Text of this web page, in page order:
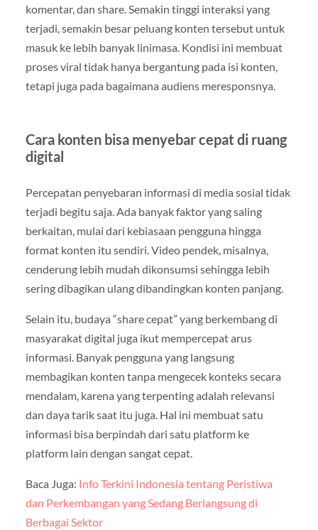
komentar, dan share. Semakin tinggi interaksi yang
terjadi, semakin besar peluang konten tersebut untuk
masuk ke lebih banyak linimasa. Kondisi ini membuat
proses viral tidak hanya bergantung pada isi konten,
tetapi juga pada bagaimana audiens meresponsnya.
Cara konten bisa menyebar cepat di ruang
digital
Percepatan penyebaran informasi di media sosial tidak
terjadi begitu saja. Ada banyak faktor yang saling
berkaitan, mulai dari kebiasaan pengguna hingga
format konten itu sendiri. Video pendek, misalnya,
cenderung lebih mudah dikonsumsi sehingga lebih
sering dibagikan ulang dibandingkan konten panjang.
Selain itu, budaya “share cepat” yang berkembang di
masyarakat digital juga ikut mempercepat arus
informasi. Banyak pengguna yang langsung
membagikan konten tanpa mengecek konteks secara
mendalam, karena yang terpenting adalah relevansi
dan daya tarik saat itu juga. Hal ini membuat satu
informasi bisa berpindah dari satu platform ke
platform lain dengan sangat cepat.
Baca Juga: Info Terkini Indonesia tentang Peristiwa
dan Perkembangan yang Sedang Berlangsung di
Berbagai Sektor